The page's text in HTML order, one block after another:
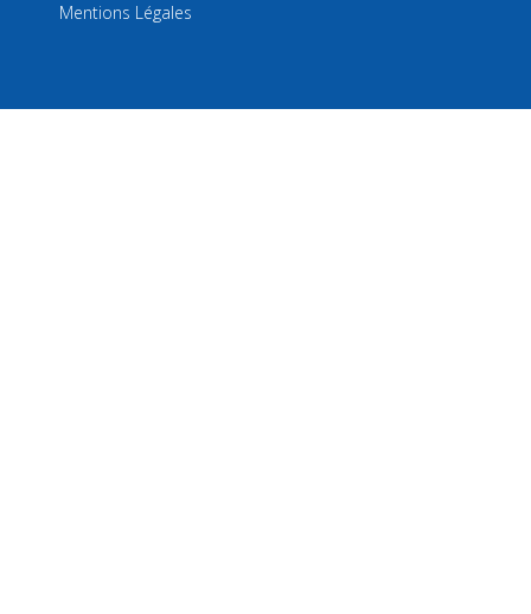
Mentions Légales